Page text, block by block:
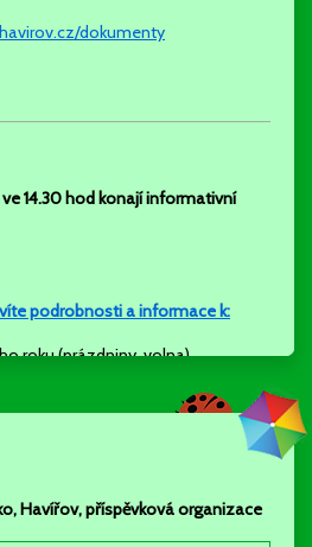
dokumenty
14.30 hod konajíinformativní
podrobnosti a informace k:
roku (prázdniny, volna)
(odpolední aktivity, projekty tříd a
práce ve třídách
Havířov, příspěvková organizace